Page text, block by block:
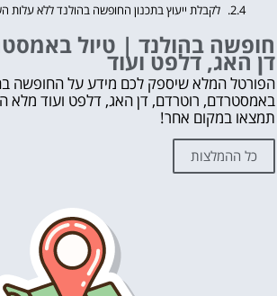
לקבלת ייעוץ בתכנון החופשה בהולנד ללא עלות
אהבת? נא לשתף!
עוד דברים שאסור לפספס 👇
מה לראות ולעשות בהולנד?
לחצו על הכפתור וקבלו את הכל בחינם!
חופשה בהולנד | טיול
דן האג, דלפט ועוד
הפורטל המלא שיספק לכם מידע על החופשה
באמסטרדם, רוטרדם, דן האג, דלפט ועוד מלא
תמצאו במקום אחר!
כל ההמלצות